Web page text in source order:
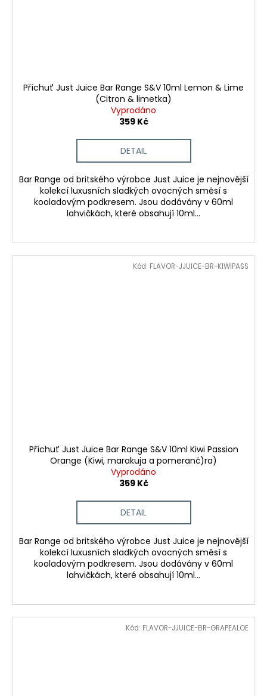
Příchuť Just Juice Bar Range S&V 10ml Lemon & Lime
(Citron & limetka)
Vyprodáno
359 Kč
DETAIL
Bar Range od britského výrobce Just Juice je nejnovější
kolekcí luxusních sladkých ovocných směsí s
kooladovým podkresem. Jsou dodávány v 60ml
lahvičkách, které obsahují 10ml...
Příchuť Just Juice Bar Range S&V 10ml Kiwi Passion
Orange (Kiwi, marakuja a pomeranč)ra)
Vyprodáno
359 Kč
DETAIL
Bar Range od britského výrobce Just Juice je nejnovější
kolekcí luxusních sladkých ovocných směsí s
kooladovým podkresem. Jsou dodávány v 60ml
lahvičkách, které obsahují 10ml...
Kód: FLAVOR-JJUICE-BR-KIWIPASS
Kód: FLAVOR-JJUICE-BR-GRAPEALOE